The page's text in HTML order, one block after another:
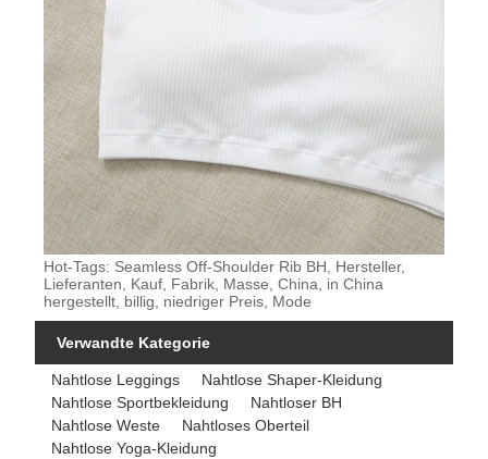
Hot-Tags: Seamless Off-Shoulder Rib BH, Hersteller,
Lieferanten, Kauf, Fabrik, Masse, China, in China
hergestellt, billig, niedriger Preis, Mode
Verwandte Kategorie
Nahtlose Leggings
Nahtlose Shaper-Kleidung
Nahtlose Sportbekleidung
Nahtloser BH
Nahtlose Weste
Nahtloses Oberteil
Nahtlose Yoga-Kleidung